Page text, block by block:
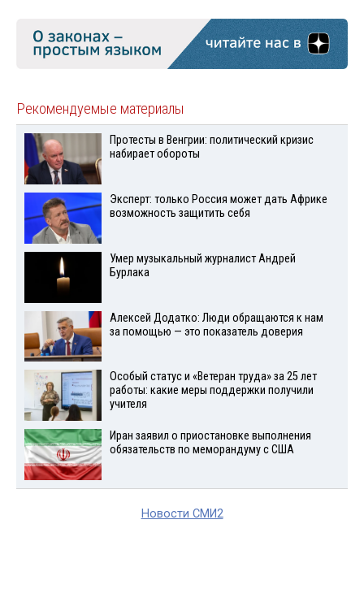
Рекомендуемые материалы
Протесты в Венгрии: политический кризис
набирает обороты
Эксперт: только Россия может дать Африке
возможность защитить себя
Умер музыкальный журналист Андрей
Бурлака
Алексей Додатко: Люди обращаются к нам
за помощью — это показатель доверия
Особый статус и «Ветеран труда» за 25 лет
работы: какие меры поддержки получили
учителя
Иран заявил о приостановке выполнения
обязательств по меморандуму с США
Новости СМИ2